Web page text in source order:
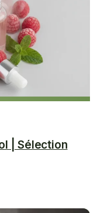
| Sélection